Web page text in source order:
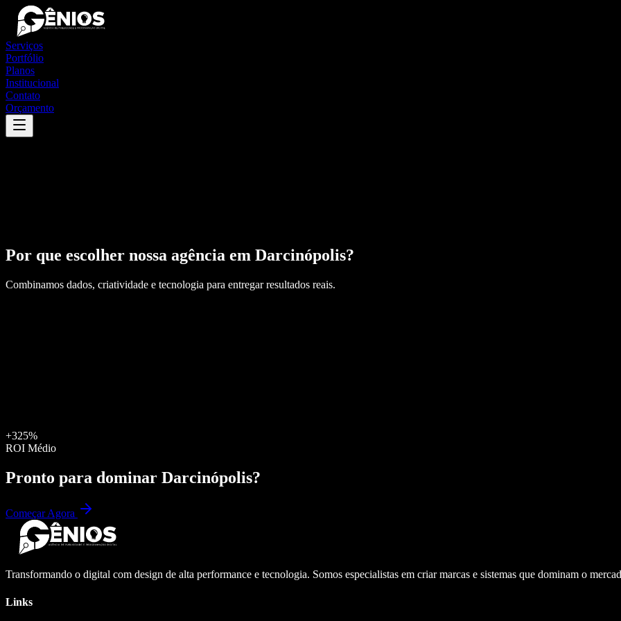
Serviços
Portfólio
Planos
Institucional
Contato
Orçamento
Por que escolher nossa agência em Darcinópolis?
Combinamos dados, criatividade e tecnologia para entregar resultados reais.
+325%
ROI Médio
Pronto para dominar Darcinópolis?
Começar Agora
Transformando o digital com design de alta performance e tecnologia. Somos especialistas em criar marcas e sistemas que dominam o
Links